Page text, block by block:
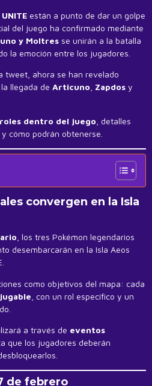
están a punto de dar un golpe
del juego ha confirmado mediante
y Moltres se unirán a la batalla
la emoción entre los jugadores.
tweet, ahora se han revelado
llegada de Articuno Zapdos y
roles dentro del juego , detalles
cómo podrán obtenerse.
convergen en la Isla
, los tres Pokémon legendarios
desembarcarán en la Isla Aeos
como objetivos del mapa: cada
, con un rol específico y un
a través de eventos
que los jugadores deberán
de febrero